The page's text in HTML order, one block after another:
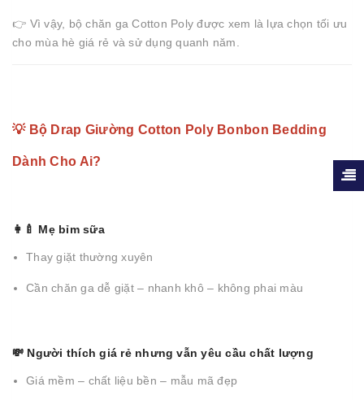
👉 Vì vậy, bộ chăn ga Cotton Poly được xem là lựa chọn tối ưu
cho mùa hè giá rẻ và sử dụng quanh năm.
💡 Bộ Drap Giường Cotton Poly Bonbon Bedding
Dành Cho Ai?
👩‍🍼 Mẹ bỉm sữa
Thay giặt thường xuyên
Cần chăn ga dễ giặt – nhanh khô – không phai màu
💸 Người thích giá rẻ nhưng vẫn yêu cầu chất lượng
Giá mềm – chất liệu bền – mẫu mã đẹp